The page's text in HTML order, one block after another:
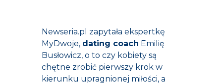
Newseria.pl zapytała ekspertkę
MyDwoje, dating coach Emilię
Busłowicz, o to czy kobiety są
chętne zrobić pierwszy krok w
kierunku upragnionej miłości, a